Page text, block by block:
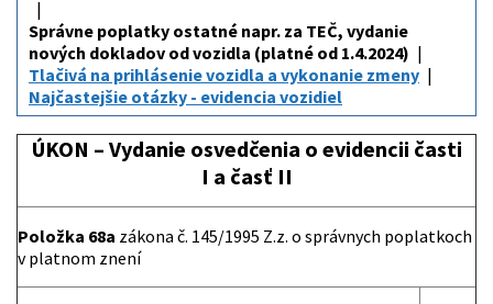
Správne poplatky ostatné napr. za TEČ, vydanie
nových dokladov od vozidla (platné od 1.4.2024)
Tlačivá na prihlásenie vozidla a vykonanie zmeny
Najčastejšie otázky - evidencia vozidiel
ÚKON – Vydanie osvedčenia o evidencii časti
I a časť II
Položka 68a zákona č. 145/1995 Z.z. o správnych poplatkoch
v platnom znení